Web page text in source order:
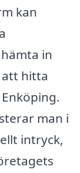
kan
in
hitta
man i
intryck,